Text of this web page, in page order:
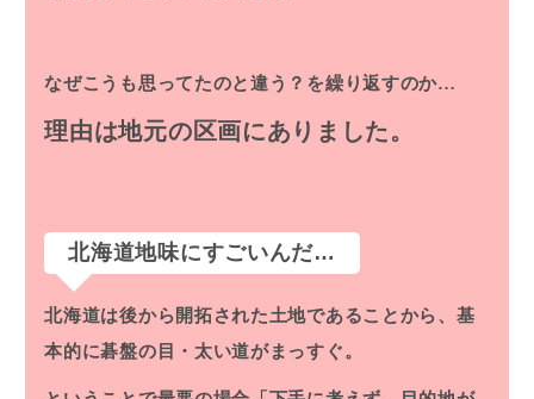
なぜこうも思ってたのと違う？を繰り返すのか…
理由は地元の区画にありました。
北海道地味にすごいんだ…
北海道は後から開拓された土地であることから、基
本的に碁盤の目・太い道がまっすぐ。